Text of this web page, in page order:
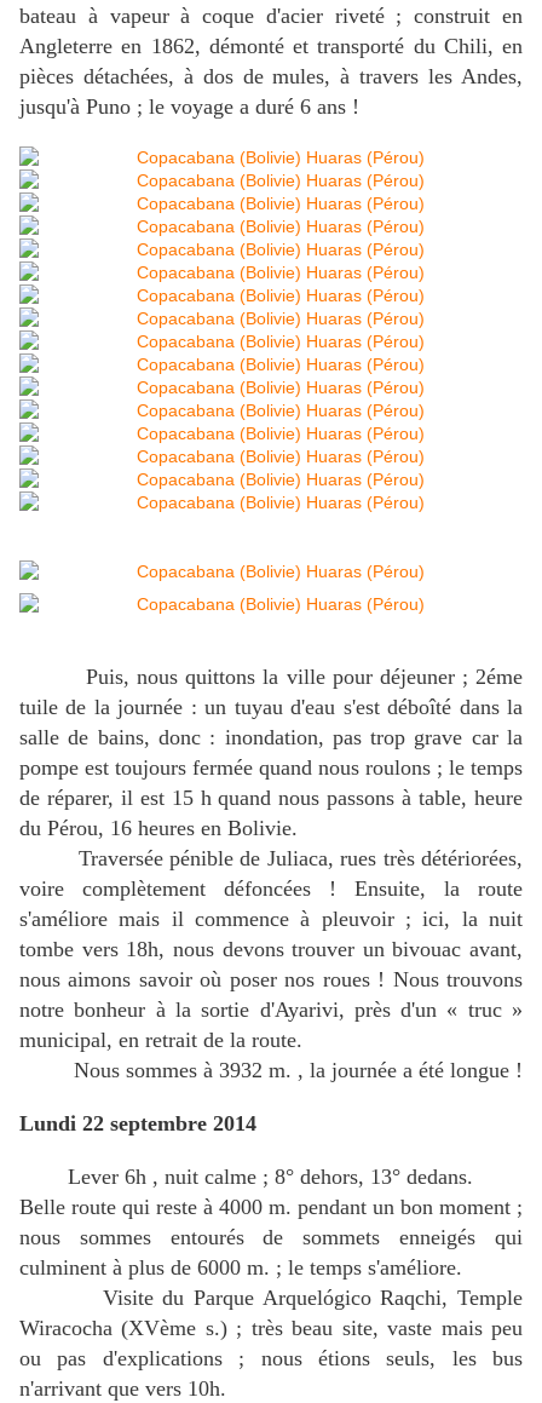
bateau à vapeur à coque d'acier riveté ; construit en
Angleterre en 1862, démonté et transporté du Chili, en
pièces détachées, à dos de mules, à travers les Andes,
jusqu'à Puno ; le voyage a duré 6 ans !
Puis, nous quittons la ville pour déjeuner ; 2éme
tuile de la journée : un tuyau d'eau s'est déboîté dans la
salle de bains, donc : inondation, pas trop grave car la
pompe est toujours fermée quand nous roulons ; le temps
de réparer, il est 15 h quand nous passons à table, heure
du Pérou, 16 heures en Bolivie.
Traversée pénible de Juliaca, rues très détériorées,
voire complètement défoncées ! Ensuite, la route
s'améliore mais il commence à pleuvoir ; ici, la nuit
tombe vers 18h, nous devons trouver un bivouac avant,
nous aimons savoir où poser nos roues ! Nous trouvons
notre bonheur à la sortie d'Ayarivi, près d'un « truc »
municipal, en retrait de la route.
Nous sommes à 3932 m. , la journée a été longue !
Lundi 22 septembre 2014
Lever 6h , nuit calme ; 8° dehors, 13° dedans.
Belle route qui reste à 4000 m. pendant un bon moment ;
nous sommes entourés de sommets enneigés qui
culminent à plus de 6000 m. ; le temps s'améliore.
Visite du Parque Arquelógico Raqchi, Temple
Wiracocha (XVème s.) ; très beau site, vaste mais peu
ou pas d'explications ; nous étions seuls, les bus
n'arrivant que vers 10h.